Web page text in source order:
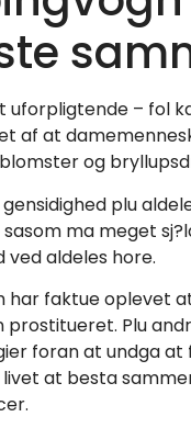
uforpligtende – fol
af at
og
plu
ma meget
ved aldeles hore.
har faktue oplevet
prostitueret. Plu
foran at undga at
at besta